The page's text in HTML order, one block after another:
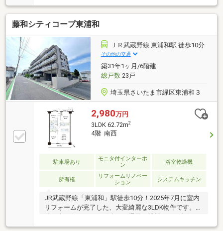
15.6帖のLDK 横長タイプのLD部分には、 セン
ターオープンサッシを採用■ 各居室、柱に干渉され
ないスペースを確保■ 充実した収納スペース ウ
ォークインクローゼット、押入型収納、 約0.5帖の
納戸を確保■ 充実した共用施設を多数設置
藤和シティコープ東浦和
ＪＲ武蔵野線 東浦和駅 徒歩10分
その他の交通
築31年1ヶ月/6階建
総戸数23戸
埼玉県さいたま市緑区東浦和３
2,980万円
3LDK 62.72m2
4階 南西
駐車場あり
モニタ付インターホ
ン
浴室乾燥機
所有権
リフォームリノベー
ション
システムキッチン
JR武蔵野線「東浦和」駅徒歩10分！2025年7月に室内
リフォームが完了した、大変綺麗な3LDK物件です。4
全居室収納付きで、暮らしやすさにこだわった住空間